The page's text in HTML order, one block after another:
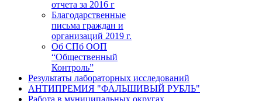
отчета за 2016 г
Благодарственные
письма граждан и
организаций 2019 г.
Об СПб ООП
“Общественный
Контроль”
Результаты лабораторных исследований
АНТИПРЕМИЯ "ФАЛЬШИВЫЙ РУБЛЬ"
Работа в муниципальных округах